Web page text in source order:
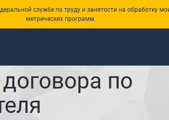
службе по труду и занятости на обработку
метрических программ.
по